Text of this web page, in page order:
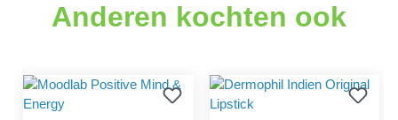
Anderen kochten ook